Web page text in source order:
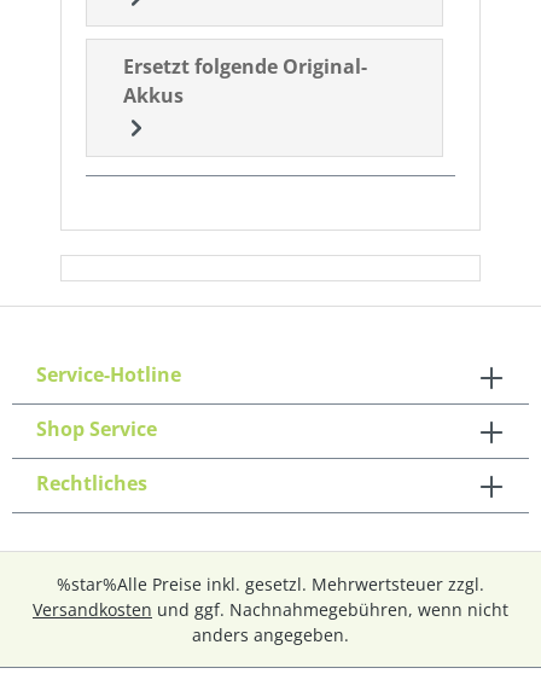
Ersetzt folgende Original-
Akkus
Service-Hotline
Shop Service
Rechtliches
%star%Alle Preise inkl. gesetzl. Mehrwertsteuer zzgl.
Versandkosten und ggf. Nachnahmegebühren, wenn nicht
anders angegeben.